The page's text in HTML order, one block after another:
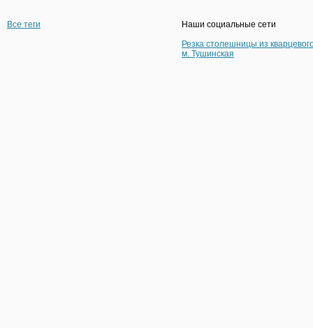
Все теги
Наши социальные сети
Резка столешницы из
м. Тушинская